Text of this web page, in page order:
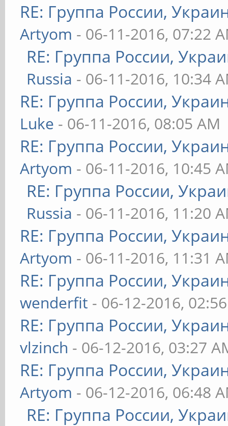
RE: Группа России,
Artyom - 06-11-2016, 07:22
RE: Группа России,
Russia - 06-11-2016, 10:34
RE: Группа России,
Luke - 06-11-2016, 08:05 AM
RE: Группа России,
Artyom - 06-11-2016, 10:45
RE: Группа России,
Russia - 06-11-2016, 11:20
RE: Группа России,
Artyom - 06-11-2016, 11:31
RE: Группа России,
wenderfit - 06-12-2016,
RE: Группа России,
vlzinch - 06-12-2016, 03:27
RE: Группа России,
Artyom - 06-12-2016, 06:48
RE: Группа России,